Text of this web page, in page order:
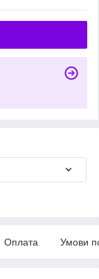
Оплата Умови